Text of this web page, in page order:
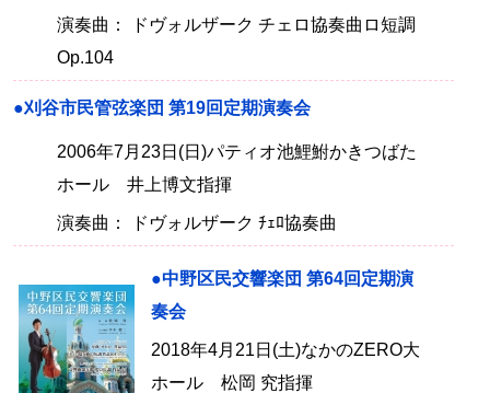
演奏曲： ドヴォルザーク チェロ協奏曲ロ短調
Op.104
●刈谷市民管弦楽団 第19回定期演奏会
2006年7月23日(日)パティオ池鯉鮒かきつばた
ホール 井上博文指揮
演奏曲： ドヴォルザーク ﾁｪﾛ協奏曲
●中野区民交響楽団 第64回定期演
奏会
2018年4月21日(土)なかのZERO大
ホール 松岡 究指揮